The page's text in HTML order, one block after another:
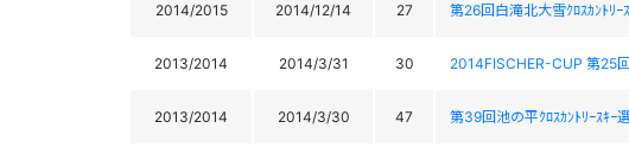
2014/2015 2014/12/14 27 第26回白滝北大雪ｸﾛｽｶﾝﾄﾘｰ
2013/2014 2014/3/31 30 2014FISCHER-CUP 第25回
2013/2014 2014/3/30 47 第39回池の平ｸﾛｽｶﾝﾄﾘｰｽｷｰ